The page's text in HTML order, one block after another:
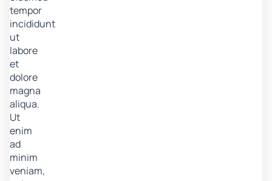
tempor
incididunt
ut
labore
et
dolore
magna
aliqua.
Ut
enim
ad
minim
veniam,